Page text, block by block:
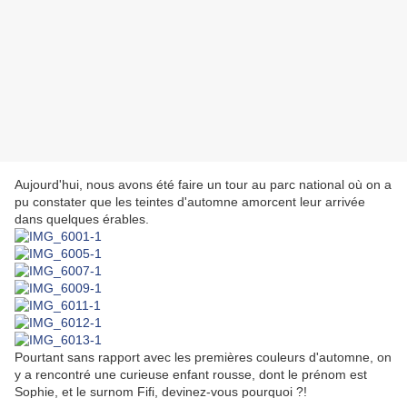
Aujourd'hui, nous avons été faire un tour au parc national où on a
pu constater que les teintes d'automne amorcent leur arrivée
dans quelques érables.
Pourtant sans rapport avec les premières couleurs d'automne, on
y a rencontré une curieuse enfant rousse, dont le prénom est
Sophie, et le surnom Fifi, devinez-vous pourquoi ?!